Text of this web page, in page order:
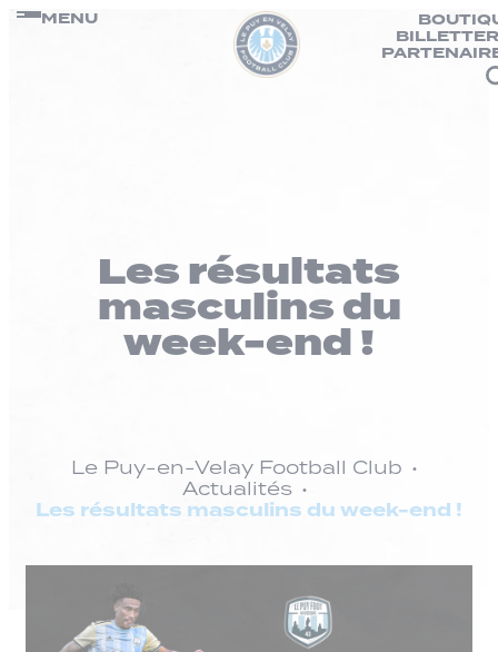
Passer
MENU
Les résultats
masculins du
week-end !
Le Puy-en-Velay Football Club
Actualités
Les résultats masculins du week-end !
Panneau de gestion des cookies